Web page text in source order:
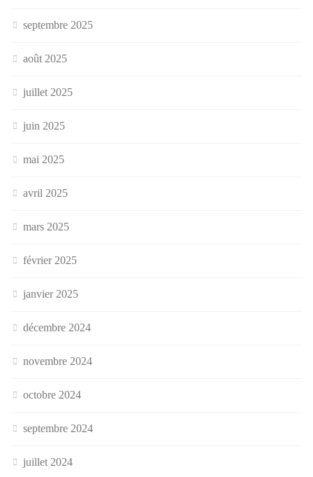
septembre 2025
août 2025
juillet 2025
juin 2025
mai 2025
avril 2025
mars 2025
février 2025
janvier 2025
décembre 2024
novembre 2024
octobre 2024
septembre 2024
juillet 2024